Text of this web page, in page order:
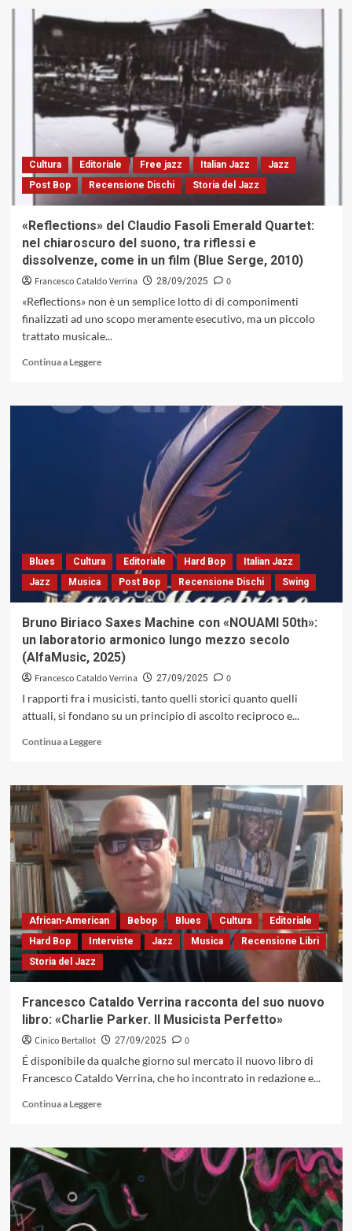
Il
contrabbasso
secondo
Luques
Curtis:
sintesi
idiomatica
formale
Cultura Editoriale Free jazz Italian Jazz
Jazz
Post Bop
Recensione Dischi Storia del Jazz
«Reflections» del Claudio Fasoli Emerald Quartet:
nel chiaroscuro del suono, tra riflessi e
dissolvenze, come in un film (Blue Serge, 2010)
Francesco Cataldo Verrina 28/09/2025
0
«Reflections» non è un semplice lotto di di componimenti
finalizzati ad uno scopo meramente esecutivo, ma un piccolo
trattato musicale...
Continua a LeggereLeggi
su
chiaroscuro
suono,
tra
riflessi
e
come
in
un
film
Serge,
2010)
Blues Cultura Editoriale Hard Bop
Italian Jazz
Jazz
Musica Post Bop Recensione Dischi Swing
Bruno Biriaco Saxes Machine con «NOUAMI 50th»:
un laboratorio armonico lungo mezzo secolo
(AlfaMusic, 2025)
Francesco Cataldo Verrina 27/09/2025
0
I rapporti fra i musicisti, tanto quelli storici quanto quelli
attuali, si fondano su un principio di ascolto reciproco e...
Continua a LeggereLeggi
su
Bruno
Biriaco
Saxes
Machine
con
«NOUAMI
50th»:
laboratorio
armonico
lungo
2025)
African-American Bebop Blues Cultura
Editoriale
Hard Bop
Interviste Jazz Musica
Recensione Libri
Storia del Jazz
Francesco Cataldo Verrina racconta del suo nuovo
libro: «Charlie Parker. Il Musicista Perfetto»
Cinico Bertallot 27/09/2025
0
É disponibile da qualche giorno sul mercato il nuovo libro di
Francesco Cataldo Verrina, che ho incontrato in redazione e...
Continua a LeggereLeggi
su
Verrina
racconta
del